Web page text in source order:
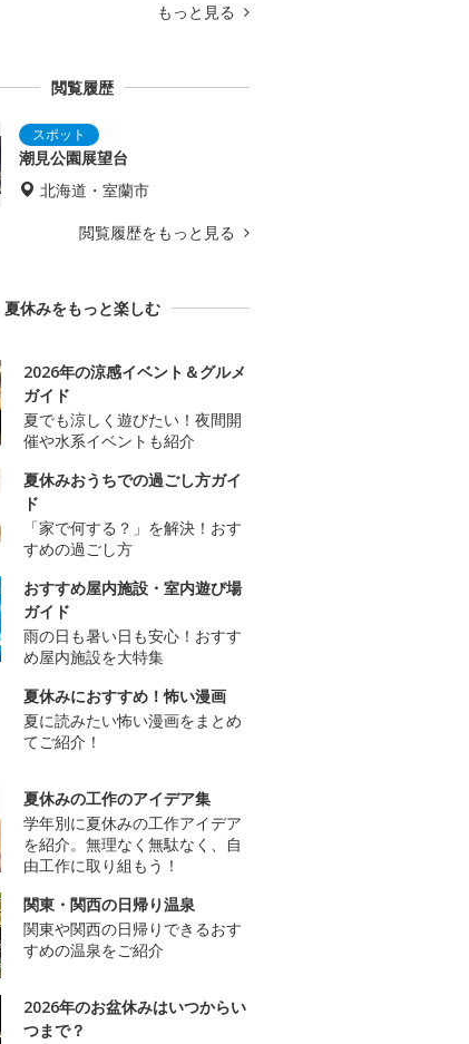
もっと見る
閲覧履歴
潮見公園展望台
北海道・室蘭市
閲覧履歴をもっと見る
夏休みをもっと楽しむ
2026年の涼感イベント＆グルメ
ガイド
夏でも涼しく遊びたい！夜間開
催や水系イベントも紹介
夏休みおうちでの過ごし方ガイ
ド
「家で何する？」を解決！おす
すめの過ごし方
おすすめ屋内施設・室内遊び場
ガイド
雨の日も暑い日も安心！おすす
め屋内施設を大特集
夏休みにおすすめ！怖い漫画
夏に読みたい怖い漫画をまとめ
てご紹介！
夏休みの工作のアイデア集
学年別に夏休みの工作アイデア
を紹介。無理なく無駄なく、自
由工作に取り組もう！
関東・関西の日帰り温泉
関東や関西の日帰りできるおす
すめの温泉をご紹介
2026年のお盆休みはいつからい
つまで？